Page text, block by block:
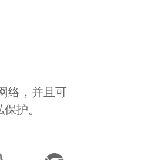
络，并且可
护。